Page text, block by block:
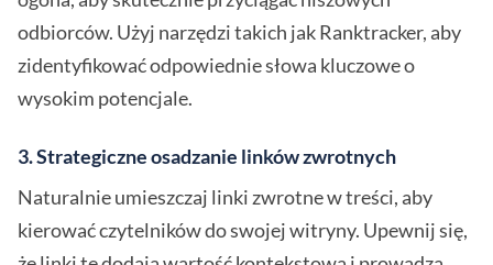
odbiorców. Użyj narzędzi takich jak Ranktracker, aby
zidentyfikować odpowiednie słowa kluczowe o
wysokim potencjale.
3. Strategiczne osadzanie linków zwrotnych
Naturalnie umieszczaj linki zwrotne w treści, aby
kierować czytelników do swojej witryny. Upewnij się,